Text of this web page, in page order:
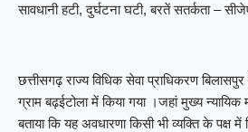
सावधानी हटी, दुर्घटना घटी, बरतें सतर्कता –
छत्तीसगढ़ राज्य विधिक सेवा प्राधिकरण
ग्राम बढ़ईटोला में किया गया ।जहां मुख्य
बताया कि यह अवधारणा किसी भी व्यक्ति के पक्ष में